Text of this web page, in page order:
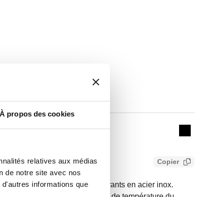
À propos des cookies
relatives aux médias
de notre site avec nos
informations que
Collapse
Copier
tuyaux en polyéthylène. Tirants en acier inox.